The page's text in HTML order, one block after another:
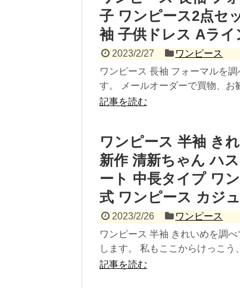
子 ワンピース2点セ
袖 子供ドレス Aライ
2023/2/27
ワンピース
ワンピース 長袖 フォーマルを
す。 メールオーダーで買物、お
記事を読む
ワンピース 半袖 き
新作 清新ちゃん ハ
ート 中長タイプ ワ
式 ワンピース カジ
2023/2/26
ワンピース
ワンピース 半袖 きれいめを調
します。 私もここからけっこう
記事を読む